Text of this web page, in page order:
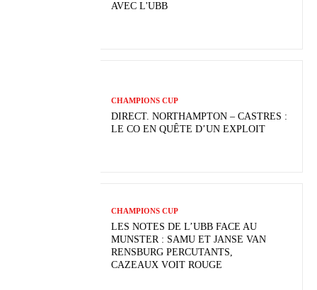
AVEC L'UBB
CHAMPIONS CUP
DIRECT. NORTHAMPTON – CASTRES :
LE CO EN QUÊTE D’UN EXPLOIT
CHAMPIONS CUP
LES NOTES DE L’UBB FACE AU
MUNSTER : SAMU ET JANSE VAN
RENSBURG PERCUTANTS,
CAZEAUX VOIT ROUGE